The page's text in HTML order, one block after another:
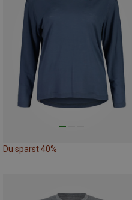
Du sparst 40%